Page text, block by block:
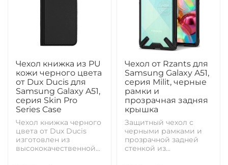
Чехол книжка из PU
кожи черного цвета
от Dux Ducis для
Samsung Galaxy A51,
серия Skin Pro
Series Case
Чехол книжка черного
цвета от Dux Ducis
изготовлен из
высококачественной...
Чехол от Rzants для
Samsung Galaxy A51,
серия Milit, черные
рамки и
прозрачная задняя
крышка
Защитный чехол с
черными рамками и
прозрачной задней
стенкой из...